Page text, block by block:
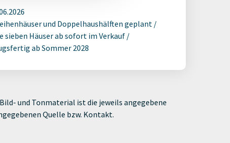
und Doppelhaushälften geplant /
sieben Häuser ab sofort im Verkauf /
ab Sommer 2028
und Tonmaterial ist die jeweils angegebene
Quelle bzw. Kontakt.